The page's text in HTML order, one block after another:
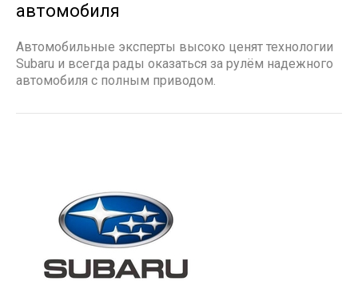
автомобиля
Автомобильные эксперты высоко ценят технологии
Subaru и всегда рады оказаться за рулём надежного
автомобиля с полным приводом.